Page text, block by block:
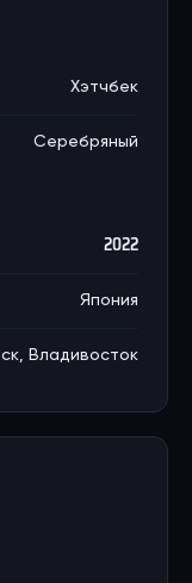
Хэтчбек
Серебряный
2022
Япония
Владивосток